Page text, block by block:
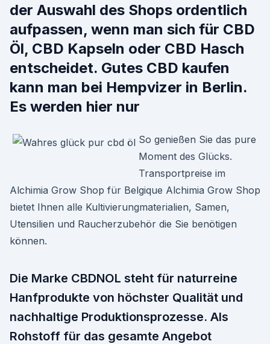
der Auswahl des Shops ordentlich
aufpassen, wenn man sich für CBD
Öl, CBD Kapseln oder CBD Hasch
entscheidet. Gutes CBD kaufen
kann man bei Hempvizer in Berlin.
Es werden hier nur
So genießen Sie das pure
Moment des Glücks.
Transportpreise im
Alchimia Grow Shop für Belgique Alchimia Grow Shop
bietet Ihnen alle Kultivierungmaterialien, Samen,
Utensilien und Raucherzubehör die Sie benötigen
können.
Die Marke CBDNOL steht für naturreine
Hanfprodukte von höchster Qualität und
nachhaltige Produktionsprozesse. Als
Rohstoff für das gesamte Angebot